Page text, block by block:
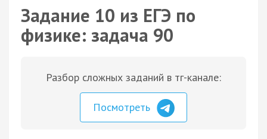
Задание 10 из ЕГЭ по
физике: задача 90
Разбор сложных заданий в тг-канале:
Посмотреть